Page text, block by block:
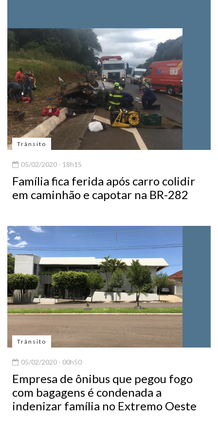
Trânsito
05/02/2020 - 18h15
Família fica ferida após carro colidir
em caminhão e capotar na BR-282
Trânsito
05/02/2020 - 00h50
Empresa de ônibus que pegou fogo
com bagagens é condenada a
indenizar família no Extremo Oeste